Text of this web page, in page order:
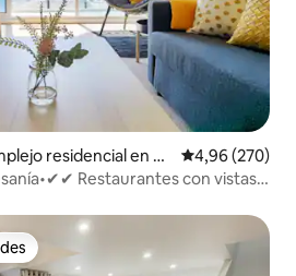
residencial en A
Calificación
4,96 (270)
Restaurantes con vistas